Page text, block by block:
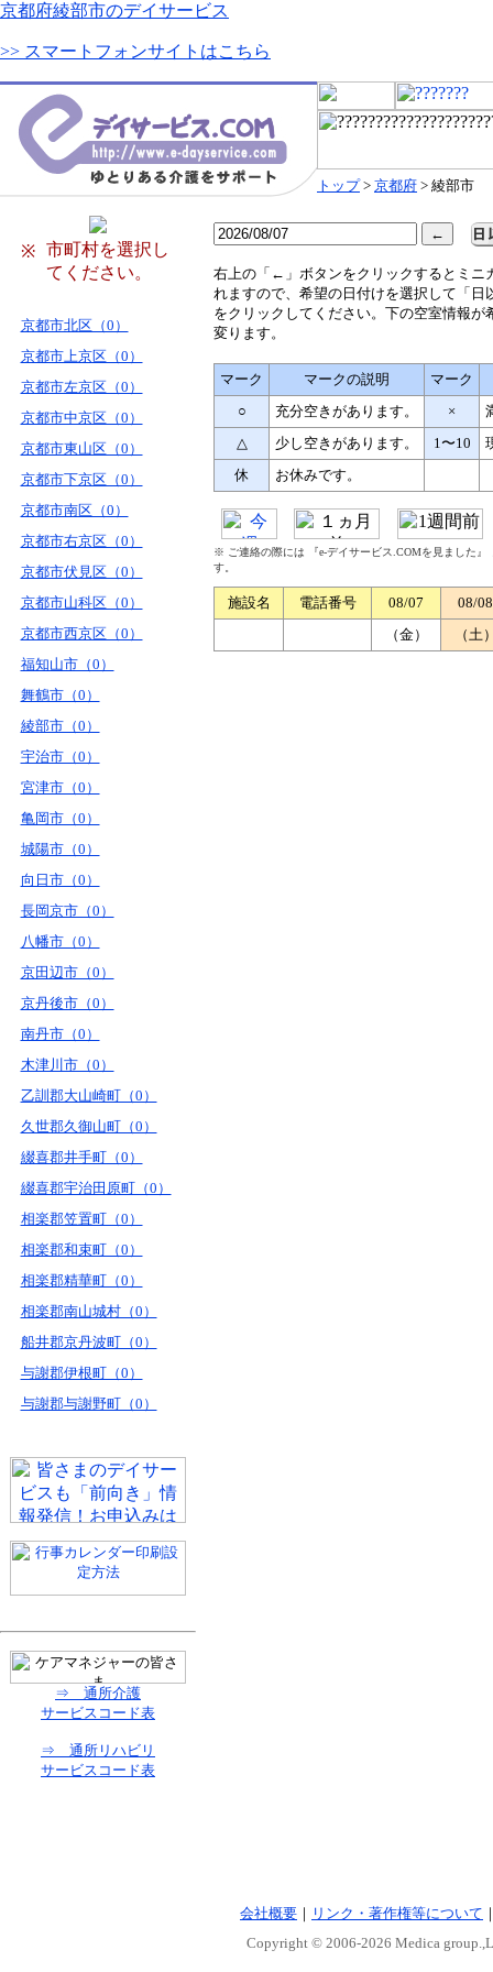
京都府綾部市のデイサービス
>> スマートフォンサイトはこちら
トップ> 京都府 > 綾部市
※
市町村を選択し
てください。
京都市北区（0）
京都市上京区（0）
京都市左京区（0）
京都市中京区（0）
京都市東山区（0）
京都市下京区（0）
京都市南区（0）
京都市右京区（0）
京都市伏見区（0）
京都市山科区（0）
京都市西京区（0）
福知山市（0）
舞鶴市（0）
綾部市（0）
宇治市（0）
宮津市（0）
亀岡市（0）
城陽市（0）
向日市（0）
長岡京市（0）
八幡市（0）
京田辺市（0）
京丹後市（0）
南丹市（0）
木津川市（0）
乙訓郡大山崎町（0）
久世郡久御山町（0）
綴喜郡井手町（0）
綴喜郡宇治田原町（0）
相楽郡笠置町（0）
相楽郡和束町（0）
相楽郡精華町（0）
相楽郡南山城村（0）
船井郡京丹波町（0）
与謝郡伊根町（0）
与謝郡与謝野町（0）
⇒ 通所介護
サービスコード表
⇒ 通所リハビリ
サービスコード表
右上の「←」ボタンをクリックするとミニ
れますので、希望の日付けを選択して「日
をクリックしてください。下の空室情報が
変ります。
マーク マークの説明
マーク
○
充分空きがあります。 ×
△
少し空きがあります。 1〜10
休
お休みです。
※ ご連絡の際には 『e-デイサービス.COMを見ました
す。
施設名 電話番号 08/07
08/08
（金）
（土
会社概要 ｜ リンク・著作権等について
Copyright © 2006-2026 Medica